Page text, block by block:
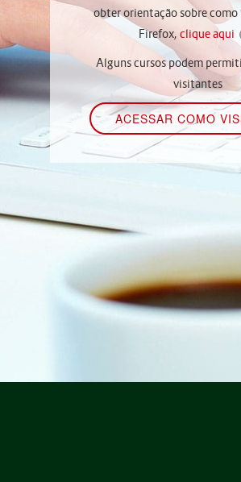
obter orientação sobre como
Firefox, clique aqui
Alguns cursos podem
visitantes